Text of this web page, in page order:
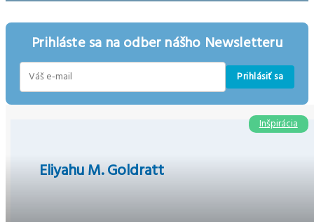
Prihláste sa na odber nášho Newsletteru
Prihlásiť sa
Eliyahu M. Goldratt
Inšpirácia